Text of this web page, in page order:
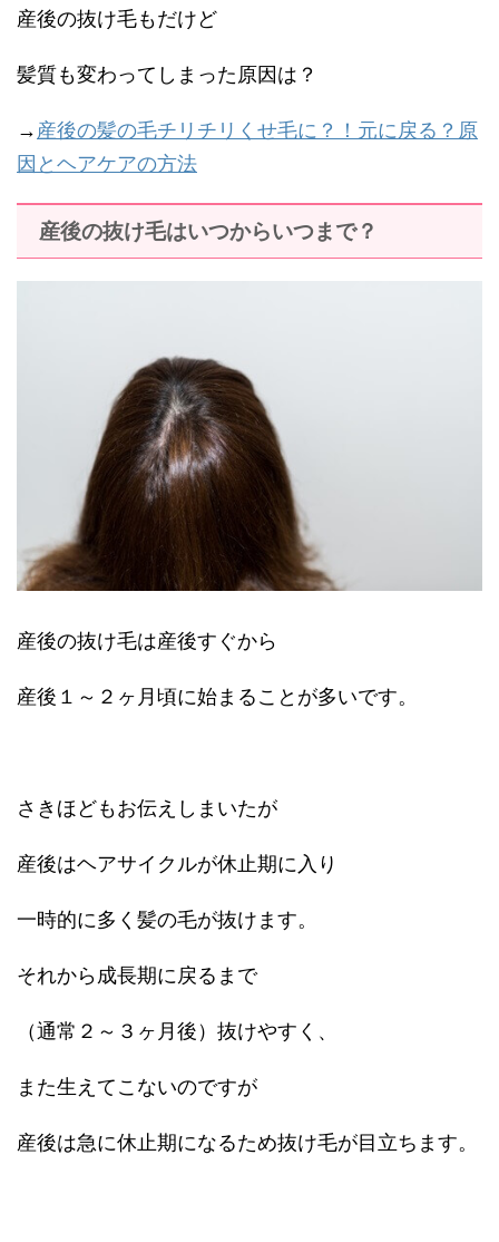
産後の抜け毛もだけど
髪質も変わってしまった原因は？
→ 産後の髪の毛チリチリくせ毛に？！元に戻る？原
因とヘアケアの方法
産後の抜け毛はいつからいつまで？
産後の抜け毛は産後すぐから
産後１～２ヶ月頃に始まることが多いです。
さきほどもお伝えしまいたが
産後はヘアサイクルが休止期に入り
一時的に多く髪の毛が抜けます。
それから成長期に戻るまで
（通常２～３ヶ月後）抜けやすく、
また生えてこないのですが
産後は急に休止期になるため抜け毛が目立ちます。